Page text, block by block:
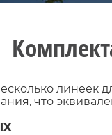
линеек
что